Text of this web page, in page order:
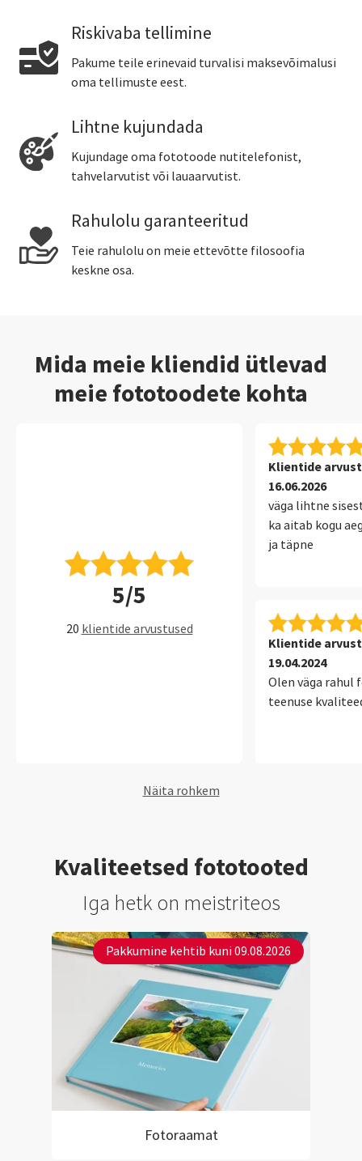
Riskivaba tellimine
Pakume teile erinevaid turvalisi maksevõimalusi
oma tellimuste eest.
Lihtne kujundada
Kujundage oma fototoode nutitelefonist,
tahvelarvutist või lauaarvutist.
Rahulolu garanteeritud
Teie rahulolu on meie ettevõtte filosoofia
keskne osa.
Mida meie kliendid ütlevad
meie fototoodete kohta
5/5
20 klientide arvustused
Klientide
16.06.2026
väga lihtne
ka aitab kogu
ja täpne
Klientide
19.04.2024
Olen väga
teenuse
Näita rohkem
Kvaliteetsed fototooted
Iga hetk on meistriteos
Pakkumine kehtib kuni 09.08.2026
Fotoraamat